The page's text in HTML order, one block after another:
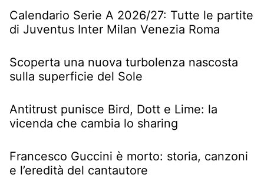
Calendario Serie A 2026/27: Tutte le partite
di Juventus Inter Milan Venezia Roma
Scoperta una nuova turbolenza nascosta
sulla superficie del Sole
Antitrust punisce Bird, Dott e Lime: la
vicenda che cambia lo sharing
Francesco Guccini è morto: storia, canzoni
e l’eredità del cantautore